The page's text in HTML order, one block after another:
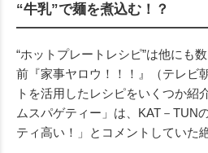
“牛乳”で麺を煮込む！？
“ホットプレートレシピ”は他にも
前『家事ヤロウ！！！』（テレビ
トを活用したレシピをいくつか紹
ムスパゲティー」は、KAT－TUN
ティ高い！」とコメントしていた